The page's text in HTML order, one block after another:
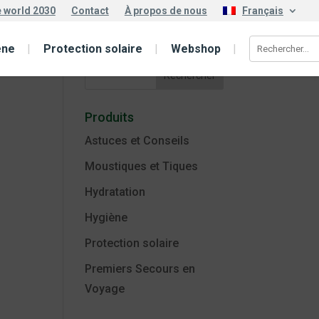
world 2030 Contact À propos de nous Français
Protection solaire Webshop
Search
Produits
Astuces et Conseils
Moustiques et Tiques
Hydratation
Hygiène
Protection solaire
Premiers Secours en
Voyage